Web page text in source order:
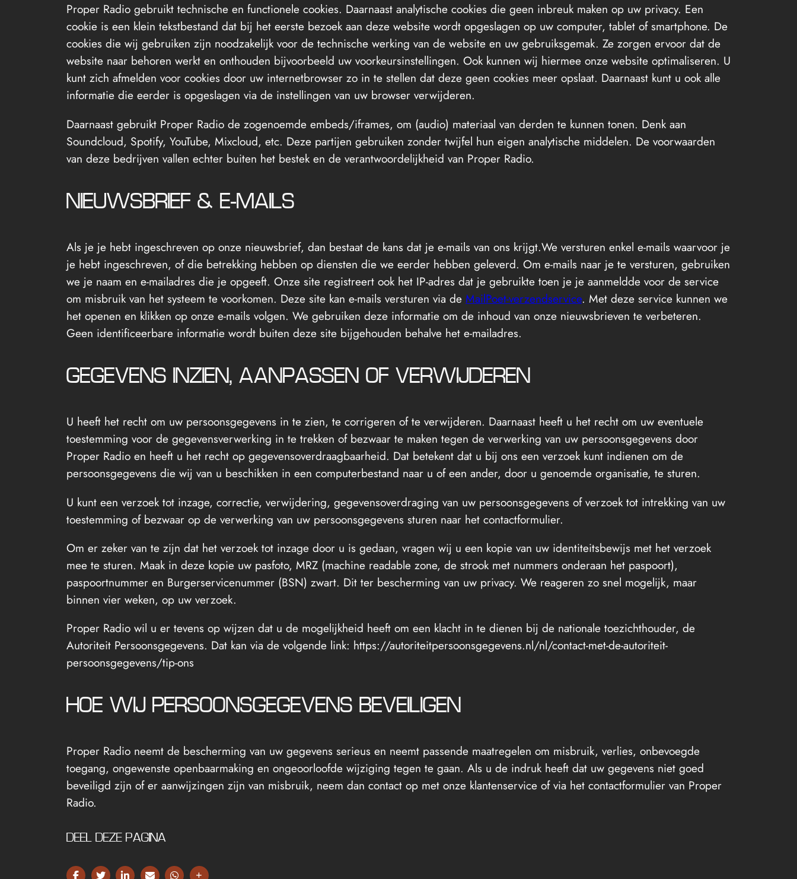
Proper Radio gebruikt technische en functionele cookies. Daarnaast analytische cookies die geen inbreuk maken op uw privacy. Een
cookie is een klein tekstbestand dat bij het eerste bezoek aan deze website wordt opgeslagen op uw computer, tablet of smartphone. De
cookies die wij gebruiken zijn noodzakelijk voor de technische werking van de website en uw gebruiksgemak. Ze zorgen ervoor dat de
website naar behoren werkt en onthouden bijvoorbeeld uw voorkeursinstellingen. Ook kunnen wij hiermee onze website optimaliseren. U
kunt zich afmelden voor cookies door uw internetbrowser zo in te stellen dat deze geen cookies meer opslaat. Daarnaast kunt u ook alle
informatie die eerder is opgeslagen via de instellingen van uw browser verwijderen.
Daarnaast gebruikt Proper Radio de zogenoemde embeds/iframes, om (audio) materiaal van derden te kunnen tonen. Denk aan
Soundcloud, Spotify, YouTube, Mixcloud, etc. Deze partijen gebruiken zonder twijfel hun eigen analytische middelen. De voorwaarden
van deze bedrijven vallen echter buiten het bestek en de verantwoordelijkheid van Proper Radio.
NIEUWSBRIEF & E-MAILS
Als je je hebt ingeschreven op onze nieuwsbrief, dan bestaat de kans dat je e-mails van ons krijgt.We versturen enkel e-mails waarvoor je
je hebt ingeschreven, of die betrekking hebben op diensten die we eerder hebben geleverd. Om e-mails naar je te versturen, gebruiken
we je naam en e-mailadres die je opgeeft. Onze site registreert ook het IP-adres dat je gebruikte toen je je aanmeldde voor de service
om misbruik van het systeem te voorkomen. Deze site kan e-mails versturen via de MailPoet-verzendservice. Met deze service kunnen we
het openen en klikken op onze e-mails volgen. We gebruiken deze informatie om de inhoud van onze nieuwsbrieven te verbeteren.
Geen identificeerbare informatie wordt buiten deze site bijgehouden behalve het e-mailadres.
GEGEVENS INZIEN, AANPASSEN OF VERWIJDEREN
U heeft het recht om uw persoonsgegevens in te zien, te corrigeren of te verwijderen. Daarnaast heeft u het recht om uw eventuele
toestemming voor de gegevensverwerking in te trekken of bezwaar te maken tegen de verwerking van uw persoonsgegevens door
Proper Radio en heeft u het recht op gegevensoverdraagbaarheid. Dat betekent dat u bij ons een verzoek kunt indienen om de
persoonsgegevens die wij van u beschikken in een computerbestand naar u of een ander, door u genoemde organisatie, te sturen.
U kunt een verzoek tot inzage, correctie, verwijdering, gegevensoverdraging van uw persoonsgegevens of verzoek tot intrekking van uw
toestemming of bezwaar op de verwerking van uw persoonsgegevens sturen naar het contactformulier.
Om er zeker van te zijn dat het verzoek tot inzage door u is gedaan, vragen wij u een kopie van uw identiteitsbewijs met het verzoek
mee te sturen. Maak in deze kopie uw pasfoto, MRZ (machine readable zone, de strook met nummers onderaan het paspoort),
paspoortnummer en Burgerservicenummer (BSN) zwart. Dit ter bescherming van uw privacy. We reageren zo snel mogelijk, maar
binnen vier weken, op uw verzoek.
Proper Radio wil u er tevens op wijzen dat u de mogelijkheid heeft om een klacht in te dienen bij de nationale toezichthouder, de
Autoriteit Persoonsgegevens. Dat kan via de volgende link: https://autoriteitpersoonsgegevens.nl/nl/contact-met-de-autoriteit-
persoonsgegevens/tip-ons
HOE WIJ PERSOONSGEGEVENS BEVEILIGEN
Proper Radio neemt de bescherming van uw gegevens serieus en neemt passende maatregelen om misbruik, verlies, onbevoegde
toegang, ongewenste openbaarmaking en ongeoorloofde wijziging tegen te gaan. Als u de indruk heeft dat uw gegevens niet goed
beveiligd zijn of er aanwijzingen zijn van misbruik, neem dan contact op met onze klantenservice of via het contactformulier van Proper
Radio.
DEEL DEZE PAGINA